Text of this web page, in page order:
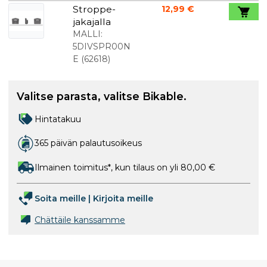
Stroppe-
jakajalla
MALLI:
5DIVSPR00N
E (62618)
12,99 €
Valitse parasta, valitse Bikable.
Hintatakuu
365 päivän palautusoikeus
Ilmainen toimitus*, kun tilaus on yli 80,00 €
Soita meille | Kirjoita meille
Chättäile kanssamme